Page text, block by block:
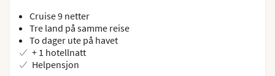
Cruise 9 netter
Tre land på samme reise
To dager ute på havet
+ 1 hotellnatt
Helpensjon